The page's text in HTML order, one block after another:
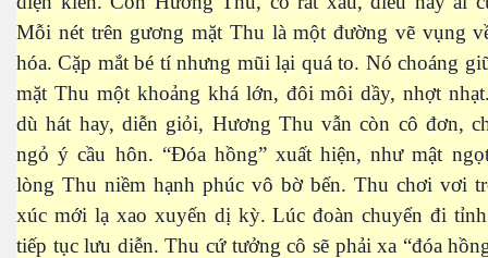
Mỗi nét trên gương mặt Thu là một đường vẽ vụng
hóa. Cặp mắt bé tí nhưng mũi lại quá to. Nó choáng
mặt Thu một khoảng khá lớn, đôi môi dầy, nhợt
dù hát hay, diễn giỏi, Hương Thu vẫn còn cô đơn,
ngỏ ý cầu hôn. “Đóa hồng” xuất hiện, như mật
lòng Thu niềm hạnh phúc vô bờ bến. Thu chơi vơi
xúc mới lạ xao xuyến dị kỳ. Lúc đoàn chuyển đi
tiếp tục lưu diễn. Thu cứ tưởng cô sẽ phải xa “đóa